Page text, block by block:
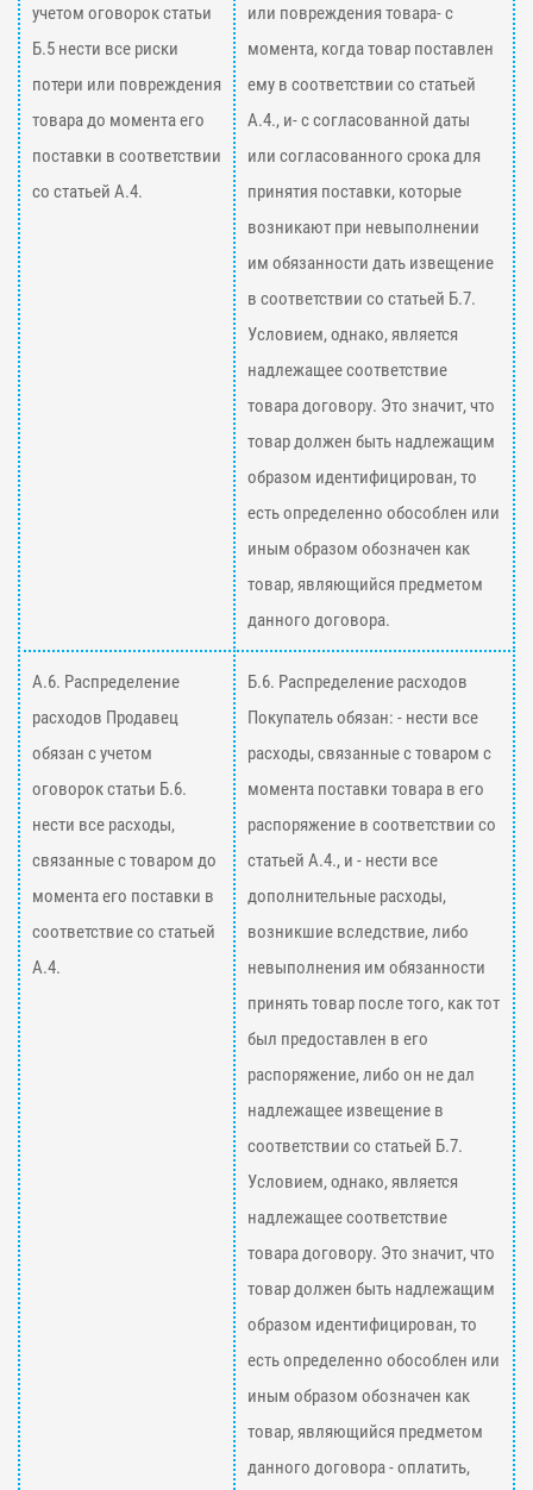
учетом оговорок статьи
Б.5 нести все риски
потери или повреждения
товара до момента его
поставки в соответствии
со статьей А.4.
или повреждения товара- с
момента, когда товар поставлен
ему в соответствии со статьей
А.4., и- с согласованной даты
или согласованного срока для
принятия поставки, которые
возникают при невыполнении
им обязанности дать извещение
в соответствии со статьей Б.7.
Условием, однако, является
надлежащее соответствие
товара договору. Это значит, что
товар должен быть надлежащим
образом идентифицирован, то
есть определенно обособлен или
иным образом обозначен как
товар, являющийся предметом
данного договора.
А.6. Распределение
расходов Продавец
обязан с учетом
оговорок статьи Б.6.
нести все расходы,
связанные с товаром до
момента его поставки в
соответствие со статьей
А.4.
Б.6. Распределение расходов
Покупатель обязан: - нести все
расходы, связанные с товаром с
момента поставки товара в его
распоряжение в соответствии со
статьей А.4., и - нести все
дополнительные расходы,
возникшие вследствие, либо
невыполнения им обязанности
принять товар после того, как тот
был предоставлен в его
распоряжение, либо он не дал
надлежащее извещение в
соответствии со статьей Б.7.
Условием, однако, является
надлежащее соответствие
товара договору. Это значит, что
товар должен быть надлежащим
образом идентифицирован, то
есть определенно обособлен или
иным образом обозначен как
товар, являющийся предметом
данного договора - оплатить,